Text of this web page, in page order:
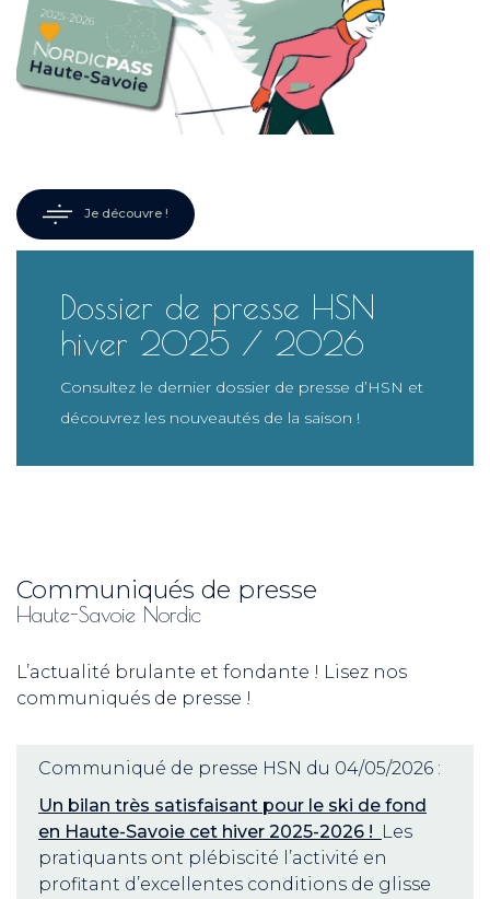
Je découvre !
Dossier de presse HSN
hiver 2025 / 2026
Consultez le dernier dossier de presse d’HSN et
découvrez les nouveautés de la saison !
Communiqués de presse
Haute-Savoie Nordic
L’actualité brulante et fondante ! Lisez nos
communiqués de presse !
Communiqué de presse HSN du 04/05/2026 :
Un bilan très satisfaisant pour le ski de fond
en Haute-Savoie cet hiver 2025-2026 ! Les
pratiquants ont plébiscité l’activité en
profitant d’excellentes conditions de glisse